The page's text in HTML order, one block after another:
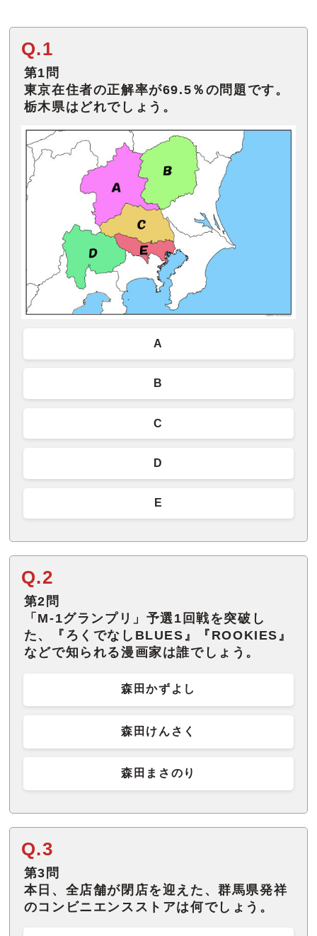
Q.1
第1問
東京在住者の正解率が69.5％の問題です。
栃木県はどれでしょう。
A
B
C
D
E
Q.2
第2問
「M-1グランプリ」予選1回戦を突破し
た、『ろくでなしBLUES』『ROOKIES』
などで知られる漫画家は誰でしょう。
森田かずよし
森田けんさく
森田まさのり
Q.3
第3問
本日、全店舗が閉店を迎えた、群馬県発祥
のコンビニエンスストアは何でしょう。